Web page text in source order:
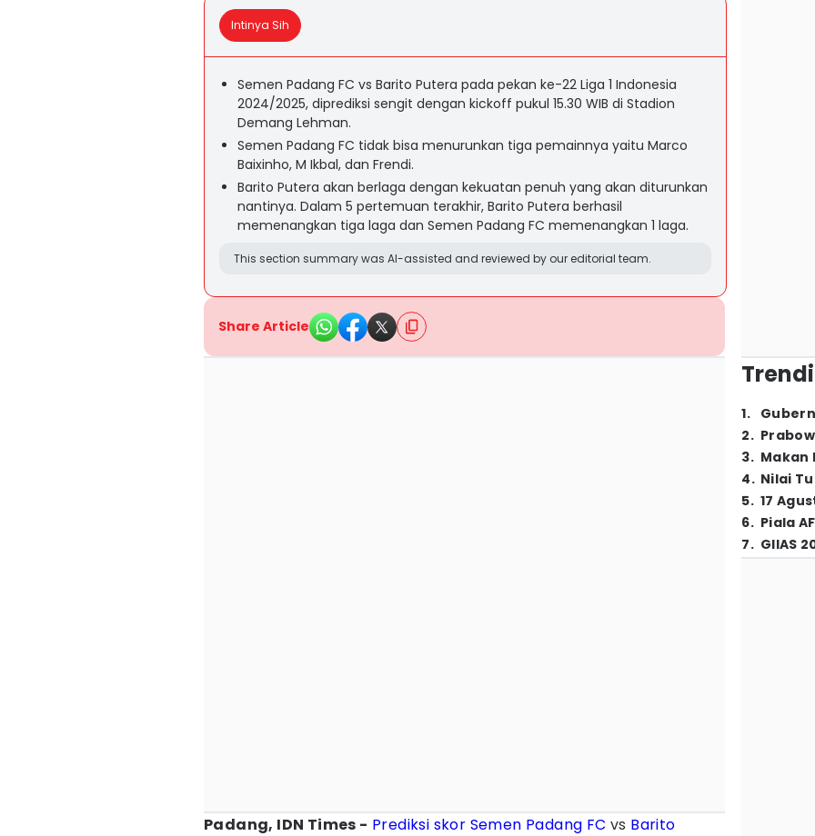
Intinya Sih
Semen Padang FC vs Barito Putera pada pekan ke-22 Liga 1 Indonesia
2024/2025, diprediksi sengit dengan kickoff pukul 15.30 WIB di Stadion
Demang Lehman.
Semen Padang FC tidak bisa menurunkan tiga pemainnya yaitu Marco
Baixinho, M Ikbal, dan Frendi.
Barito Putera akan berlaga dengan kekuatan penuh yang akan diturunkan
nantinya. Dalam 5 pertemuan terakhir, Barito Putera berhasil
memenangkan tiga laga dan Semen Padang FC memenangkan 1 laga.
This section summary was AI-assisted and reviewed by our editorial team.
Share Article
Padang, IDN Times - Prediksi skor Semen Padang FC vs Barito
1.
2.
3. Makan
4. Nilai
5. 17
6. Piala
7. GIIAS